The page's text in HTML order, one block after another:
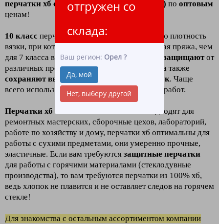
отгружен со
склада:
Ваш регион: Орел ?
Да, мой
Нет, выберу другой
перчатки хб с пвх 10 класс (6 нитей люкс) по оптовым
ценам!
10 класс перчаток хбозначает
повышенную плотность
вязки, при которой используется более тонкая пряжа, чем
для 7 класса вязки. Такие перчатки отлично
защищаютот
различных производственных загрязнений, а также
сохраняют высокую чувствительность рук. Чаще
всего используются для проведения тонких работ.
Перчатки хб с пвх
отлично подходят для
ремонтных мастерских, сборочные цехов, лабораторий,
работе по хозяйству и дому, перчатки хб оптимальны для
работы с сухими предметами, они умеренно прочные,
эластичные. Если вам требуются защитные перчатки
для работы с горячими материалами (стеклодувные
производства), то вам требуются перчатки из 100% хб,
ведь хлопок не плавится и не оставляет следов на горячем
стекле!
Для знакомства с остальным ассортиментом компании